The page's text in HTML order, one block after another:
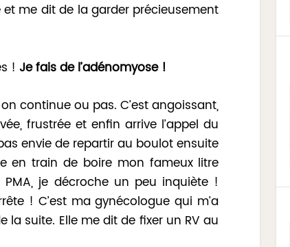
et me dit de la garder précieusement
!Je fais de l’adénomyose !
continue ou pas. C’est angoissant,
frustrée et enfin arrive l’appel du
envie de repartir au boulot ensuite
en train de boire mon fameux litre
je décroche un peu inquiète !
! C’est ma gynécologue qui m’a
suite. Elle me dit de fixer un RV au